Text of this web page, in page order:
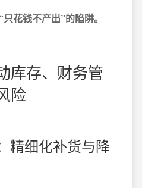
花钱不产出”的陷阱。
库存、财务管
险
精细化补货与降